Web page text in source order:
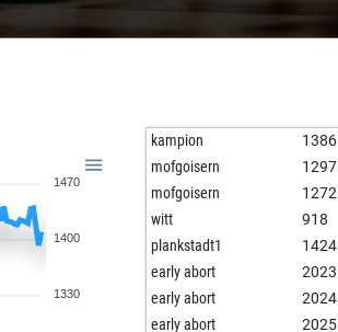
1470
1400
1330
kampion 1386
mofgoisern 1297
mofgoisern 1272
witt 918
plankstadt1 1424
early abort 2023
early abort 2024
early abort 2025